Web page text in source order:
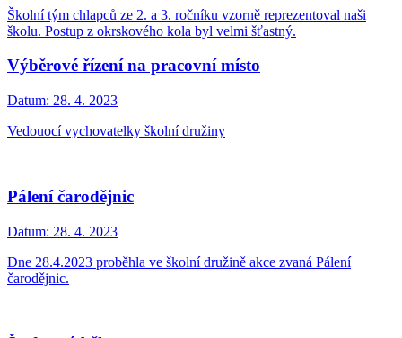
Školní tým chlapců ze 2. a 3. ročníku vzorně reprezentoval naši
školu. Postup z okrskového kola byl velmi šťastný.
Výběrové řízení na pracovní místo
Datum: 28. 4. 2023
Vedouocí vychovatelky školní družiny
Pálení čarodějnic
Datum: 28. 4. 2023
Dne 28.4.2023 proběhla ve školní družině akce zvaná Pálení
čarodějnic.